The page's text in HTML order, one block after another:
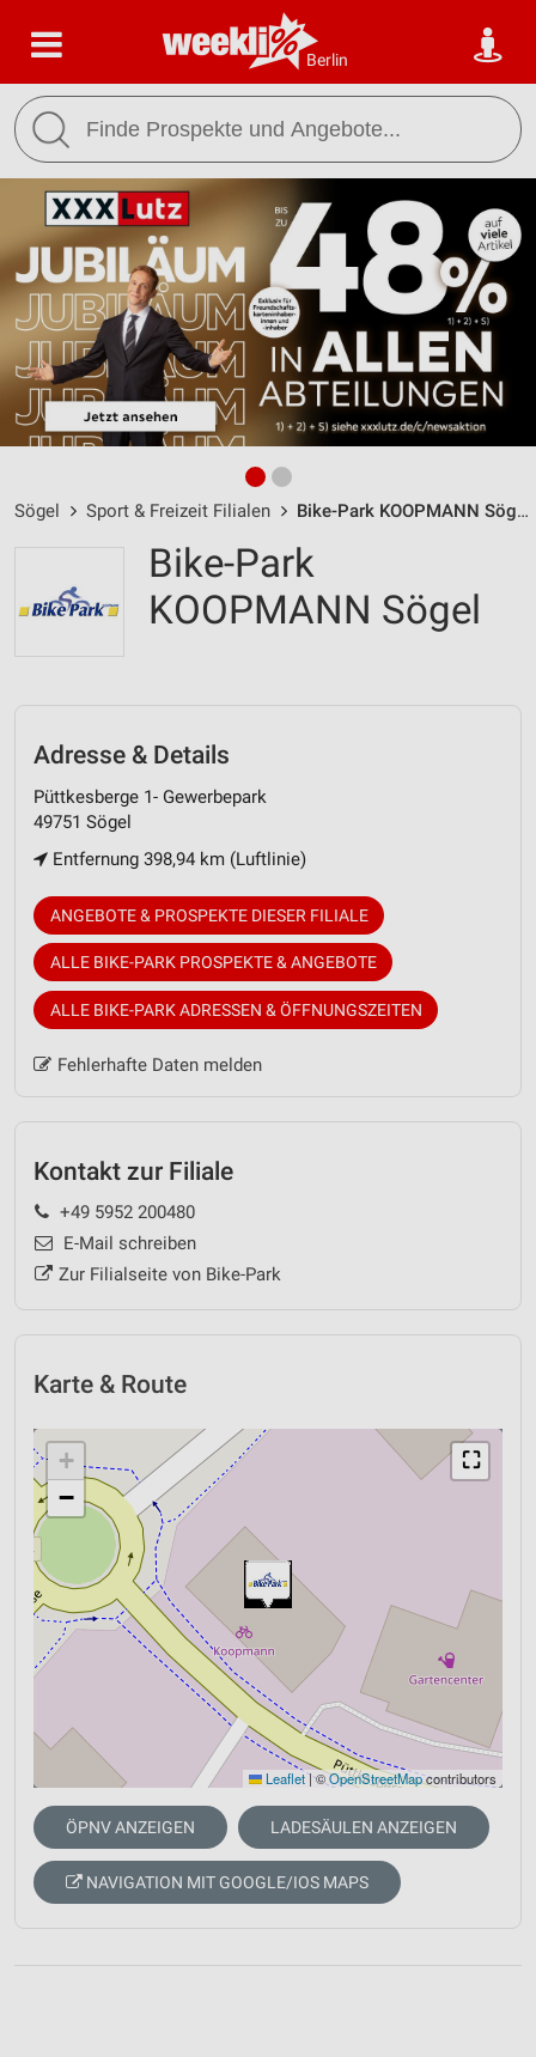
Berlin
Sögel Sport & Freizeit Filialen Bike-Park KOOPMANN Sögel / Püttkesberge 1- Gewerbepark - Öffnungszeiten & Adresse
Bike-Park
KOOPMANN Sögel
Adresse & Details
Püttkesberge 1- Gewerbepark
49751 Sögel
Entfernung 398,94 km (Luftlinie)
ANGEBOTE & PROSPEKTE DIESER FILIALE
ALLE BIKE-PARK PROSPEKTE & ANGEBOTE
ALLE BIKE-PARK ADRESSEN & ÖFFNUNGSZEITEN
Fehlerhafte Daten melden
Kontakt zur Filiale
+49 5952 200480
E-Mail schreiben
Zur Filialseite von Bike-Park
Karte & Route
⛶
+
−
Leaflet|©OpenStreetMapcontributors
ÖPNV ANZEIGEN LADESÄULEN ANZEIGEN
NAVIGATION MIT GOOGLE/IOS MAPS